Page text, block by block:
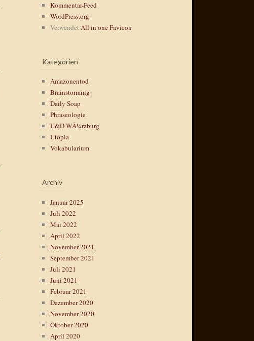
Kommentar-Feed
WordPress.org
Verwendet All in one Favicon
Kategorien
Amazonentod
Brainstorming
Daily Soap
Phraseologie
U&D WÃ¼rzburg
Utopia
Vokabularium
Archiv
Januar 2025
Juli 2022
Mai 2022
April 2022
November 2021
September 2021
Juli 2021
Juni 2021
Februar 2021
Dezember 2020
November 2020
Oktober 2020
April 2020